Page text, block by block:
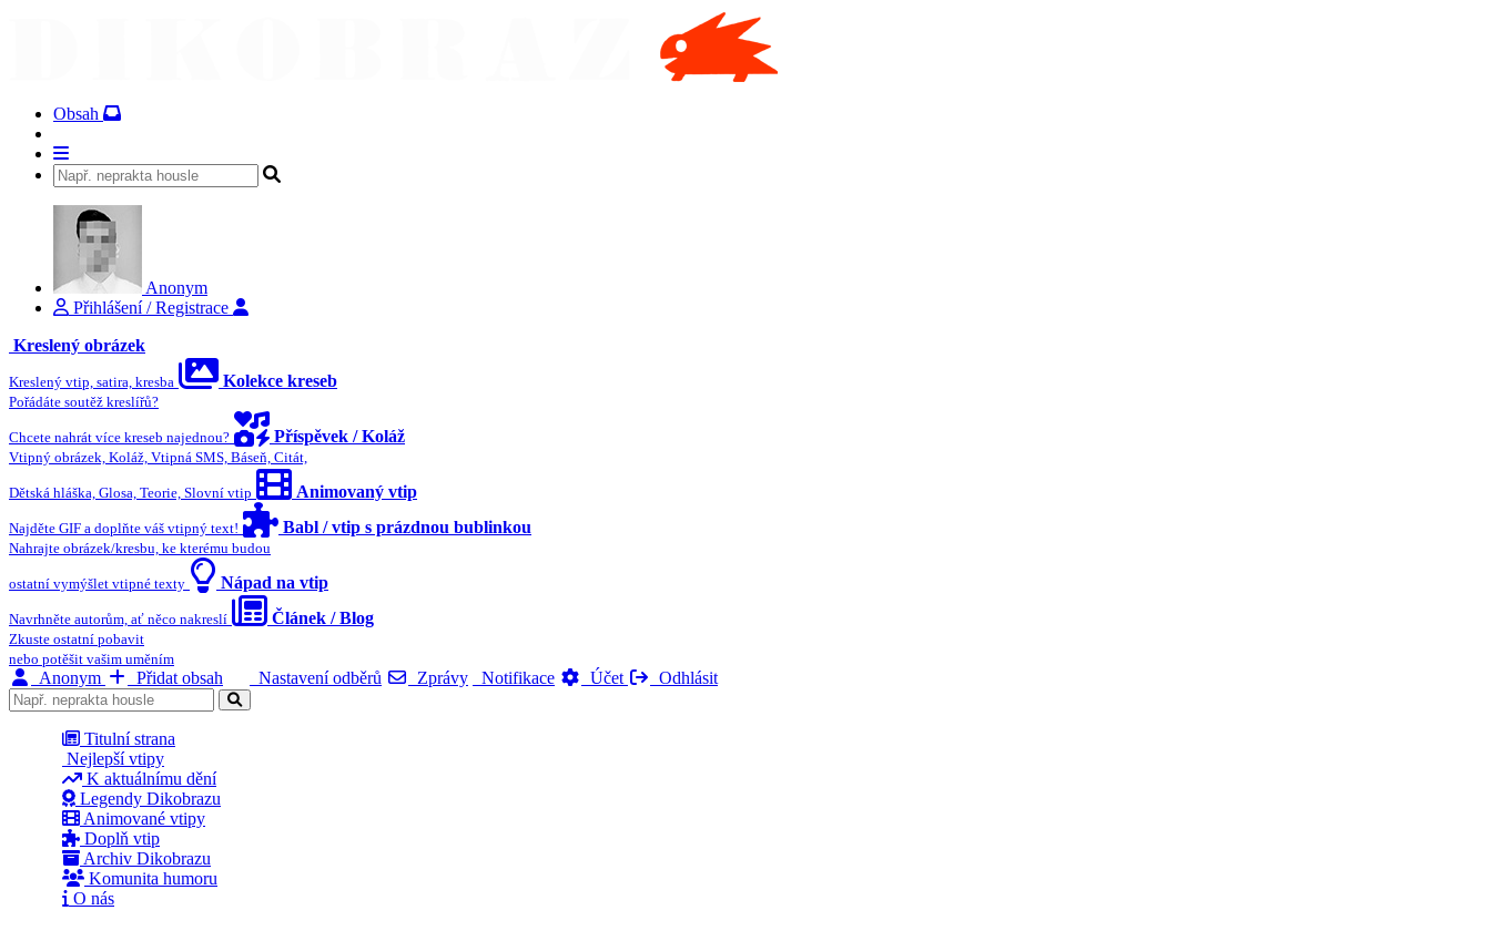
Obsah
Anonym
Přihlášení / Registrace
Kreslený obrázek
Kreslený vtip, satira, kresba Kolekce kreseb
Pořádáte soutěž kreslířů?
Chcete nahrát více kreseb najednou? Příspěvek / Koláž
Vtipný obrázek, Koláž, Vtipná SMS, Báseň, Citát,
Dětská hláška, Glosa, Teorie, Slovní vtip Animovaný vtip
Najděte GIF a doplňte váš vtipný text! Babl / vtip s prázdnou bublinkou
Nahrajte obrázek/kresbu, ke kterému budou
ostatní vymýšlet vtipné texty Nápad na vtip
Navrhněte autorům, ať něco nakreslí Článek / Blog
Zkuste ostatní pobavit
nebo potěšit vašim uměním
Anonym Přidat obsah Nastavení odběrů Zprávy Notifikace Účet Odhlásit
Titulní strana
Nejlepší vtipy
K aktuálnímu dění
Legendy Dikobrazu
Animované vtipy
Doplň vtip
Archiv Dikobrazu
Komunita humoru
O nás